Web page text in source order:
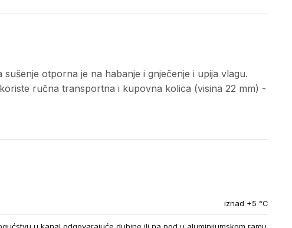
otporna je na habanje i gnječenje i upija vlagu.
ručna transportna i kupovna kolica (visina 22 mm) -
iznad +5 °C